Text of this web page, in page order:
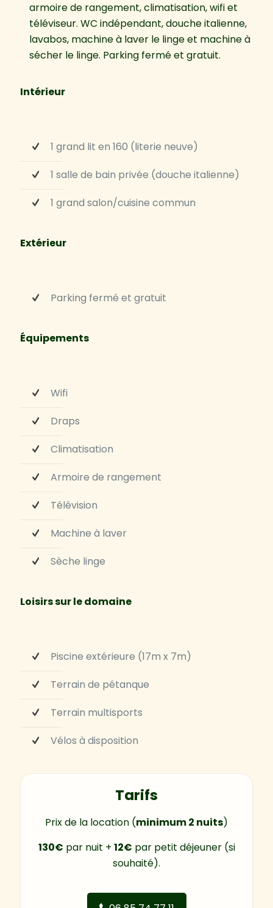
armoire de rangement, climatisation, wifi et
téléviseur. WC indépendant, douche italienne,
lavabos, machine à laver le linge et machine à
sécher le linge. Parking fermé et gratuit.
Intérieur
1 grand lit en 160 (literie neuve)
1 salle de bain privée (douche italienne)
1 grand salon/cuisine commun
Extérieur
Parking fermé et gratuit
Équipements
Wifi
Draps
Climatisation
Armoire de rangement
Télévision
Machine à laver
Sèche linge
Loisirs sur le domaine
Piscine extérieure (17m x 7m)
Terrain de pétanque
Terrain multisports
Vélos à disposition
Tarifs
Prix de la location (minimum 2 nuits)
130€ par nuit + 12€ par petit déjeuner (si
souhaité).